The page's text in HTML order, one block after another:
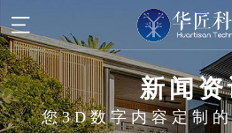
新闻
您3D数字内容定制